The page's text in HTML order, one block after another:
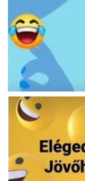
Galéria
Újság Archívum
Emlékezzünk †
Nyelv
Magyar